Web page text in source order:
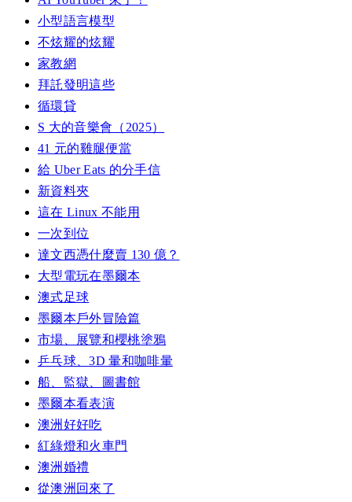
小型語言模型
不炫耀的炫耀
家教網
拜託發明這些
循環貸
S 大的音樂會（2025）
41 元的雞腿便當
給 Uber Eats 的分手信
新資料夾
這在 Linux 不能用
一次到位
達文西憑什麼賣 130 億？
大型電玩在墨爾本
澳式足球
墨爾本戶外冒險篇
市場、展覽和櫻桃塗鴉
乒乓球、3D 暈和咖啡暈
船、監獄、圖書館
墨爾本看表演
澳洲好好吃
紅綠燈和火車門
澳洲婚禮
從澳洲回來了